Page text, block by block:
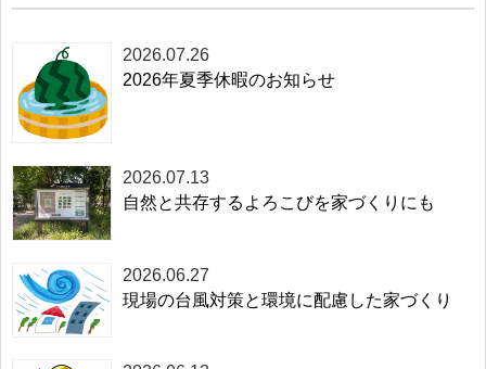
2026.07.26
2026年夏季休暇のお知らせ
2026.07.13
自然と共存するよろこびを家づくりにも
2026.06.27
現場の台風対策と環境に配慮した家づくり